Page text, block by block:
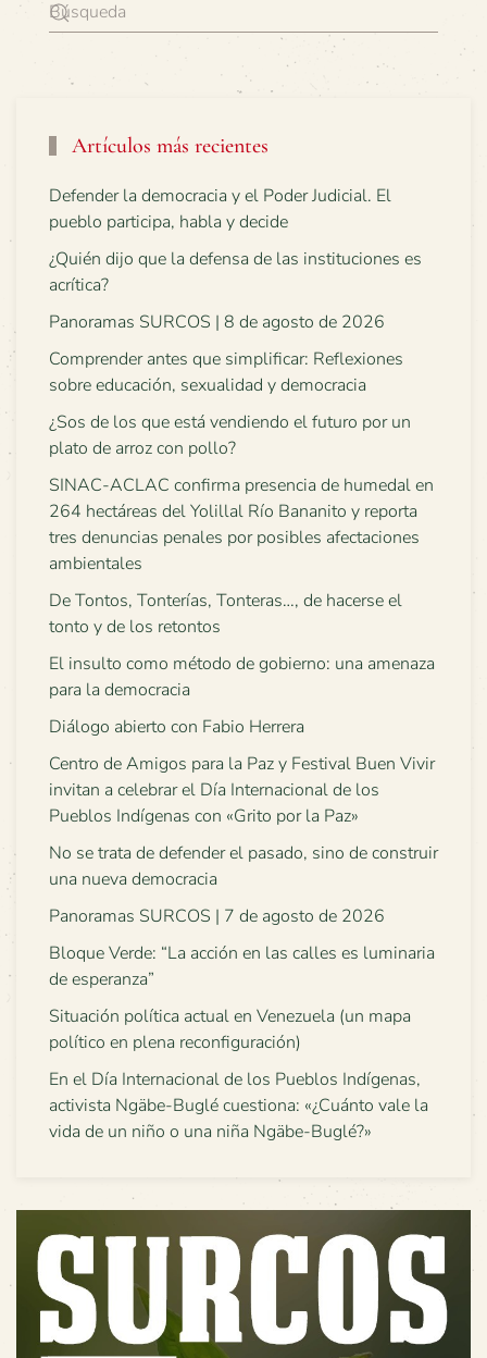
Artículos más recientes
Defender la democracia y el Poder Judicial. El
pueblo participa, habla y decide
¿Quién dijo que la defensa de las instituciones es
acrítica?
Panoramas SURCOS | 8 de agosto de 2026
Comprender antes que simplificar: Reflexiones
sobre educación, sexualidad y democracia
¿Sos de los que está vendiendo el futuro por un
plato de arroz con pollo?
SINAC-ACLAC confirma presencia de humedal en
264 hectáreas del Yolillal Río Bananito y reporta
tres denuncias penales por posibles afectaciones
ambientales
De Tontos, Tonterías, Tonteras…, de hacerse el
tonto y de los retontos
El insulto como método de gobierno: una amenaza
para la democracia
Diálogo abierto con Fabio Herrera
Centro de Amigos para la Paz y Festival Buen Vivir
invitan a celebrar el Día Internacional de los
Pueblos Indígenas con «Grito por la Paz»
No se trata de defender el pasado, sino de construir
una nueva democracia
Panoramas SURCOS | 7 de agosto de 2026
Bloque Verde: “La acción en las calles es luminaria
de esperanza”
Situación política actual en Venezuela (un mapa
político en plena reconfiguración)
En el Día Internacional de los Pueblos Indígenas,
activista Ngäbe-Buglé cuestiona: «¿Cuánto vale la
vida de un niño o una niña Ngäbe-Buglé?»